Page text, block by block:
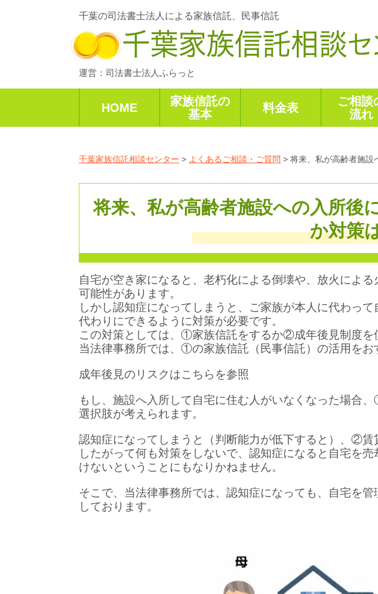
千葉の司法書士法人による家族信託、民事信託
運営：司法書士法人ふらっと
HOME
家族信託の
基本
料金表
ご相談
流れ
千葉家族信託相談センター > よくあるご相談・ご質問 > 将来、私が高齢者施設
将来、私が高齢者施設への入所後
か対策
自宅が空き家になると、老朽化による倒壊や、放火によ
可能性があります。
しかし認知症になってしまうと、ご家族が本人に代わっ
代わりにできるように対策が必要です。
この対策としては、①家族信託をするか②成年後見制度を
当法律事務所では、①の家族信託（民事信託）の活用をお
成年後見のリスクはこちらを参照
もし、施設へ入所して自宅に住む人がいなくなった場
選択肢が考えられます。
認知症になってしまうと（判断能力が低下すると）、②
したがって何も対策をしないで、認知症になると自宅を
けないということにもなりかねません。
そこで、当法律事務所では、認知症になっても、自宅を
しております。